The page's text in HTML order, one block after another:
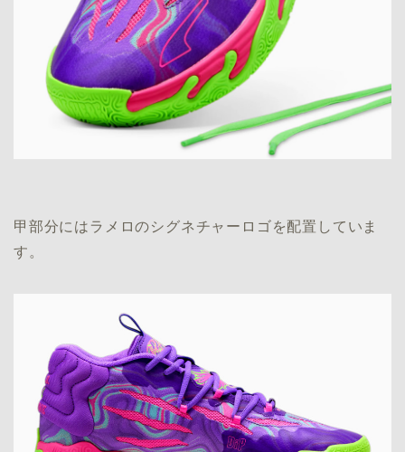
甲部分にはラメロのシグネチャーロゴを配置していま
す。